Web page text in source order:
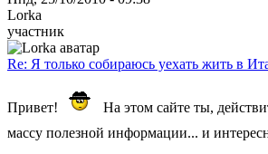
Lorka
участник
Re: Я только собираюсь уехать жить в
Привет!
На этом сайте ты,
массу полезной информации... и